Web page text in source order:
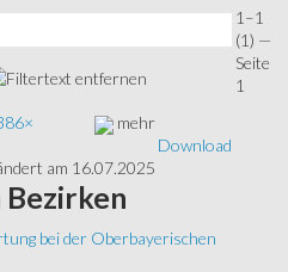
1–1
(1) —
Seite
1
×
mehr
am 16.07.2025
Download
Bezirken
bei der Oberbayerischen